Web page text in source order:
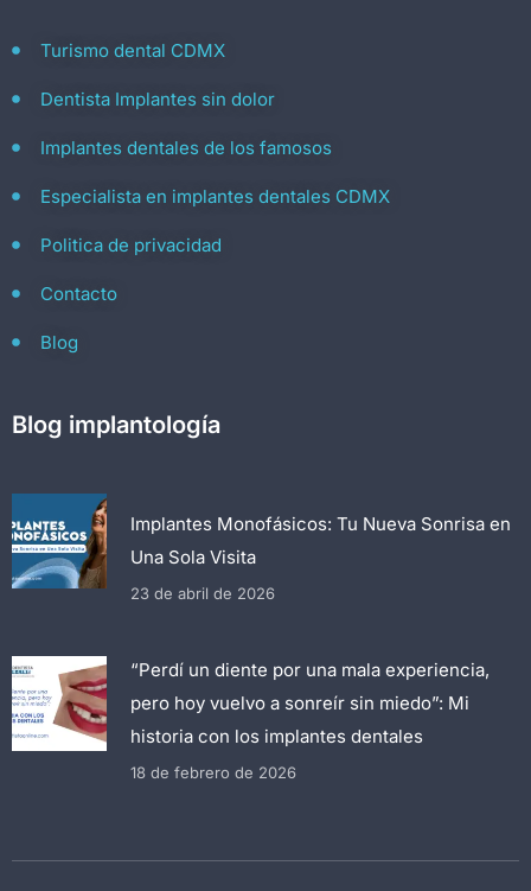
Turismo dental CDMX
Dentista Implantes sin dolor
Implantes dentales de los famosos
Especialista en implantes dentales CDMX
Politica de privacidad
Contacto
Blog
Blog implantología
Implantes Monofásicos: Tu Nueva Sonrisa en
Una Sola Visita
23 de abril de 2026
“Perdí un diente por una mala experiencia,
pero hoy vuelvo a sonreír sin miedo”: Mi
historia con los implantes dentales
18 de febrero de 2026